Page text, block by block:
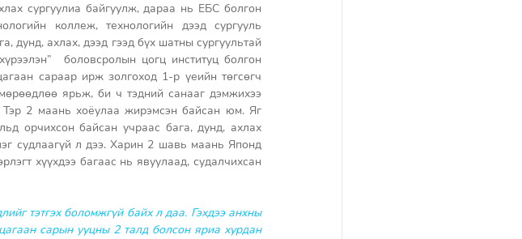
сургуулиа байгуулж, дараа нь ЕБС болгон
коллеж, технологийн дээд сургууль
дунд, ахлах, дээд гээд бүх шатны сургуультай
боловсролын цогц институц болгон
сараар ирж золгоход 1-р үеийн төгсөгч
ярьж, би ч тэдний санааг дэмжихээ
2 маань хоёулаа жирэмсэн байсан юм. Яг
орчихсон байсан учраас бага, дунд, ахлах
судлаагүй л дээ. Харин 2 шавь маань Японд
хүүхдээ багаас нь явуулаад, судалчихсан
тэтгэх боломжгүй байх л даа. Гэхдээ анхны
сарын ууцны 2 талд болсон яриа хурдан